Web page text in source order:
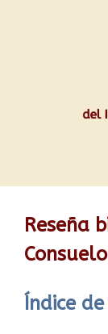
Reseña
Consuelo
Índice